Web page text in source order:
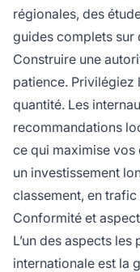
régionales, des
guides complets sur
Construire une
patience. Privilégiez
quantité. Les
recommandations
ce qui maximise
un investissement
classement, en
Conformité et
L’un des aspects
internationale est la